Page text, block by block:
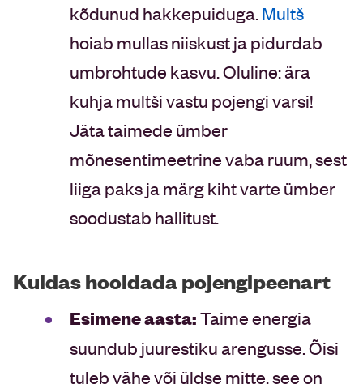
kõdunud hakkepuiduga.Multš
hoiab mullas niiskust ja pidurdab
umbrohtude kasvu. Oluline: ära
kuhja multši vastu pojengi varsi!
Jäta taimede ümber
mõnesentimeetrine vaba ruum, sest
liiga paks ja märg kiht varte ümber
soodustab hallitust.
Kuidas hooldada pojengipeenart
Esimene aasta:Taime energia
suundub juurestiku arengusse. Õisi
tuleb vähe või üldse mitte, see on